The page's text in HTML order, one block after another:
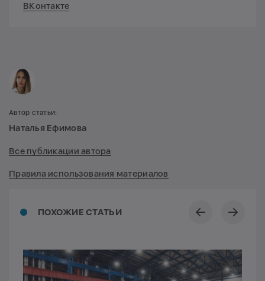
ВКонтакте
ПОХОЖИЕ СТАТЬИ
Автор статьи:
Наталья Ефимова
Все публикации автора
Правила использования материалов